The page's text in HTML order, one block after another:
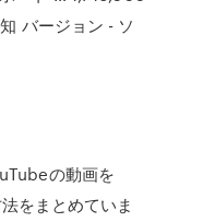
バージョン - ソ
の動画を
をまとめていま